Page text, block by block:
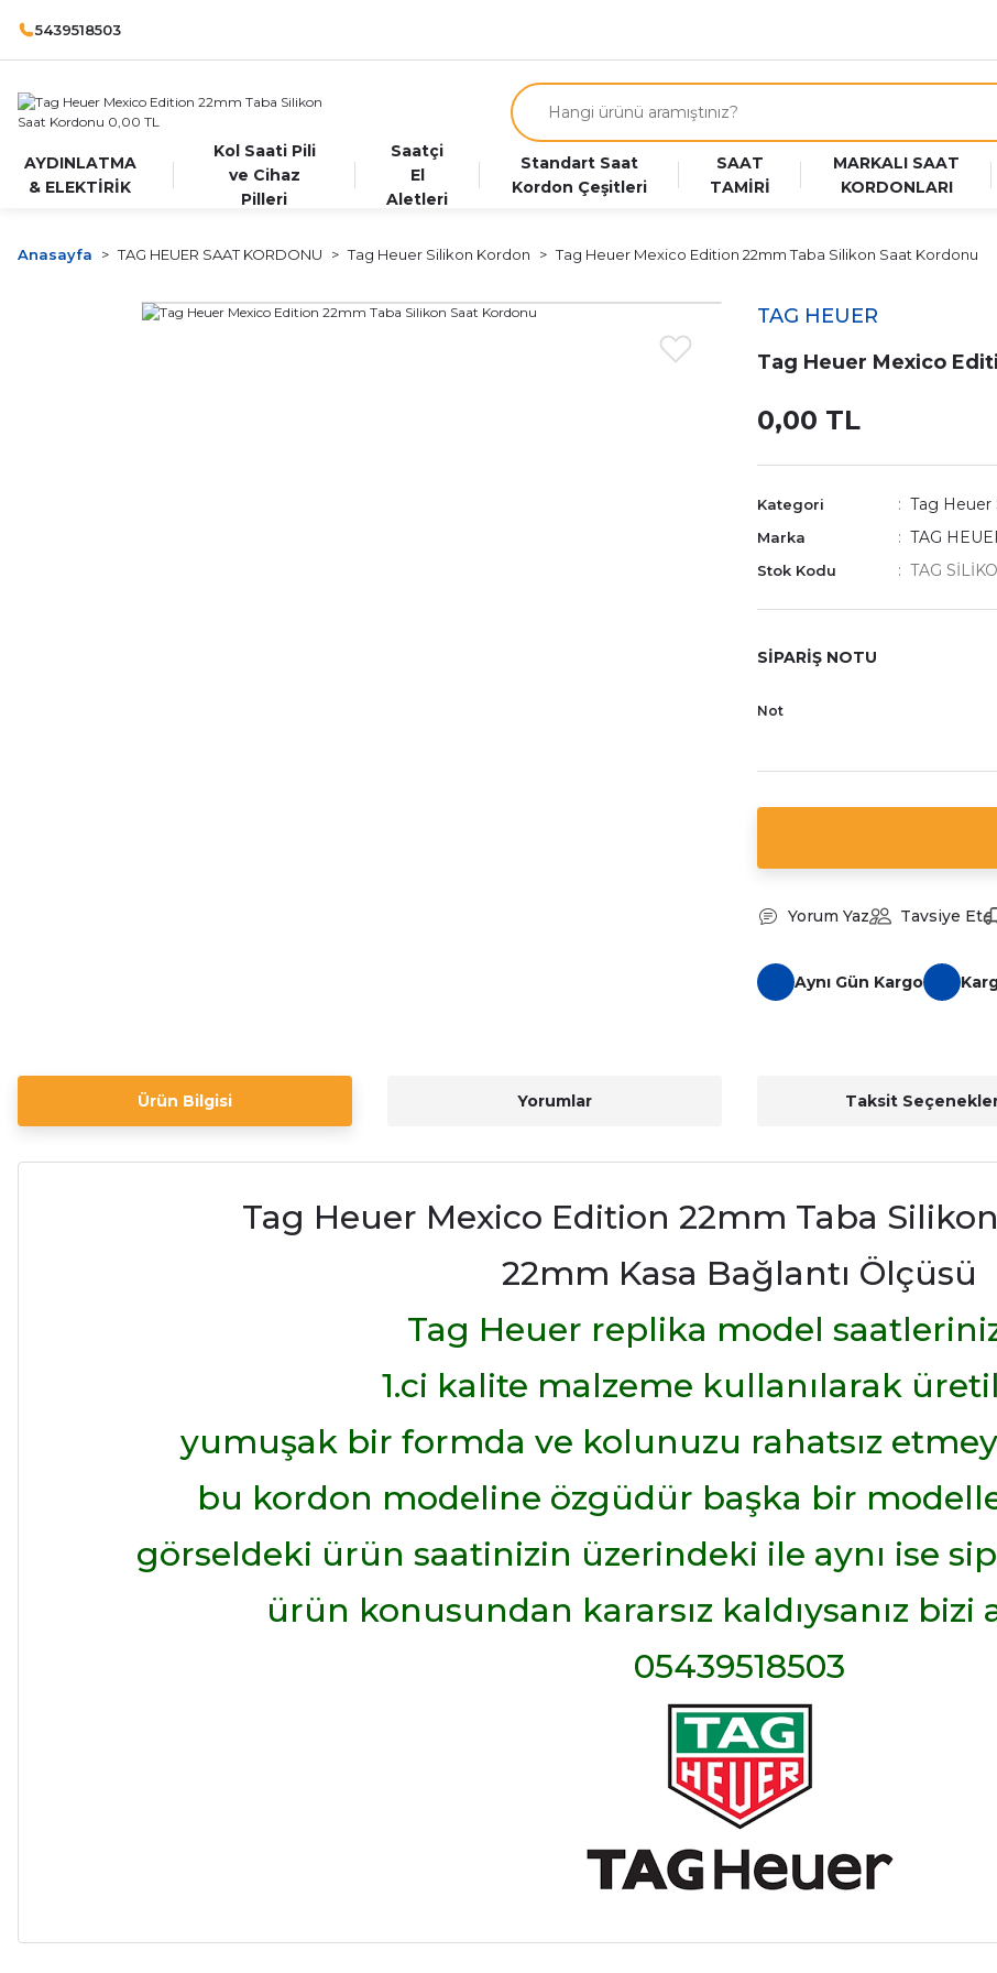
5439518503
AYDINLATMA
& ELEKTİRİK
Kol Saati Pili
ve Cihaz
Pilleri
Saatçi
El
Aletleri
Standart Saat
Kordon Çeşitleri
SAAT
TAMİRİ
MARKALI SAAT
KORDONLARI
Anasayfa TAG HEUER SAAT KORDONU Tag Heuer Silikon Kordon Tag Heuer Mexico Edition 22mm Taba Silikon Saat Kordonu
TAG HEUER
Tag Heuer Mexico
0,00 TL
Kategori Tag Heuer
Marka TAG
Stok Kodu TAG
SİPARİŞ NOTU
Not
Yorum Yaz Tavsiye Et
Aynı Gün Kargo
Ürün Bilgisi Yorumlar Taksit
Tag Heuer Mexico Edition 22mm Taba
22mm Kasa Bağlantı Ölçüsü
Tag Heuer replika model
1.ci kalite malzeme kullanılarak
yumuşak bir formda ve kolunuzu rahatsız
bu kordon modeline özgüdür başka bir
görseldeki ürün saatinizin üzerindeki ile aynı ise
ürün konusundan kararsız kaldıysanız bizi
05439518503